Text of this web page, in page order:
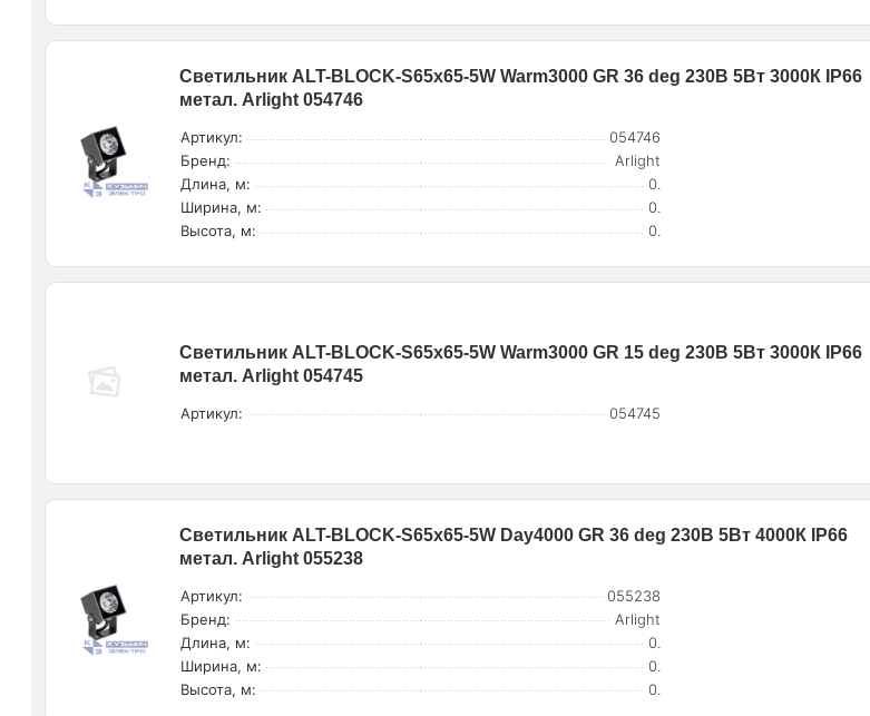
Светильник ALT-BLOCK-S65x65-5W Warm3000 GR 36 deg 230В 5Вт 3000К IP66
метал. Arlight 054746
Артикул:
054746
Бренд:
Arlight
Длина, м:
0.
Ширина, м:
0.
Высота, м:
0.
Светильник ALT-BLOCK-S65x65-5W Warm3000 GR 15 deg 230В 5Вт 3000К IP66
метал. Arlight 054745
Артикул: 054745
Светильник ALT-BLOCK-S65x65-5W Day4000 GR 36 deg 230В 5Вт 4000К IP66
метал. Arlight 055238
Артикул:
055238
Бренд:
Arlight
Длина, м:
0.
Ширина, м:
0.
Высота, м:
0.